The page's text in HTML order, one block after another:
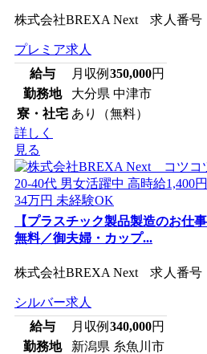
株式会社BREXA Next 求人番号
プレミア求人
給与
月収例 350,000円
勤務地
大分県 中津市
寮・社宅 あり（無料）
詳しく
見る
【プラスチック製品製造のお仕
無料／御夫婦・カップ...
株式会社BREXA Next 求人番号
シルバー求人
給与
月収例 340,000円
勤務地
新潟県 糸魚川市